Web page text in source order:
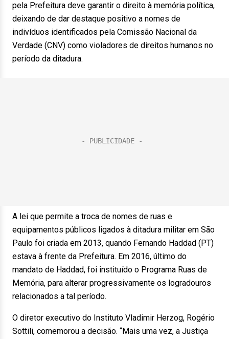
pela Prefeitura deve garantir o direito à memória política,
deixando de dar destaque positivo a nomes de
indivíduos identificados pela Comissão Nacional da
Verdade (CNV) como violadores de direitos humanos no
período da ditadura.
A lei que permite a troca de nomes de ruas e
equipamentos públicos ligados à ditadura militar em São
Paulo foi criada em 2013, quando Fernando Haddad (PT)
estava à frente da Prefeitura. Em 2016, último do
mandato de Haddad, foi instituído o Programa Ruas de
Memória, para alterar progressivamente os logradouros
relacionados a tal período.
O diretor executivo do Instituto Vladimir Herzog, Rogério
Sottili, comemorou a decisão. “Mais uma vez, a Justiça